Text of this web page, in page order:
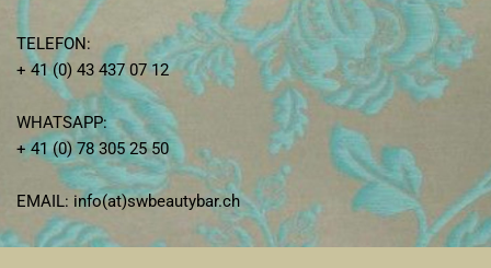
TELEFON:
+ 41 (0) 43 437 07 12
WHATSAPP:
+ 41 (0) 78 305 25 50
EMAIL: info(at)swbeautybar.ch